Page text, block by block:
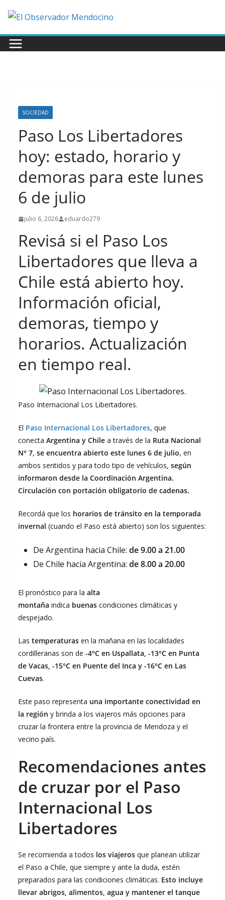
contenido
SOCIEDAD
Paso Los Libertadores
hoy: estado, horario y
demoras para este lunes
6 de julio
julio 6, 2026 eduardo279
Revisá si el Paso Los
Libertadores que lleva a
Chile está abierto hoy.
Información oficial,
demoras, tiempo y
horarios. Actualización
en tiempo real.
Paso Internacional Los Libertadores.
El Paso Internacional Los Libertadores, que
conecta Argentina y Chile a través de la Ruta Nacional
N° 7, se encuentra abierto este lunes 6 de julio, en
ambos sentidos y para todo tipo de vehículos, según
informaron desde la Coordinación Argentina.
Circulación con portación obligatorio de cadenas.
Recordá que los horarios de tránsito en la temporada
invernal (cuando el Paso está abierto) son los siguientes:
De Argentina hacia Chile: de 9.00 a 21.00
De Chile hacia Argentina: de 8.00 a 20.00
El pronóstico para la alta
montaña indica buenas condiciones climáticas y
despejado.
Las temperaturas en la mañana en las localidades
cordilleranas son de -4°C en Uspallata, -13°C en Punta
de Vacas, -15°C en Puente del Inca y -16°C en Las
Cuevas.
Este paso representa una importante conectividad en
la región y brinda a los viajeros más opciones para
cruzar la frontera entre la provincia de Mendoza y el
vecino país.
Recomendaciones antes
de cruzar por el Paso
Internacional Los
Libertadores
Se recomienda a todos los viajeros que planean utilizar
el Paso a Chile, que siempre y ante la duda, estén
preparados para las condiciones climáticas. Esto incluye
llevar abrigos, alimentos, agua y mantener el tanque